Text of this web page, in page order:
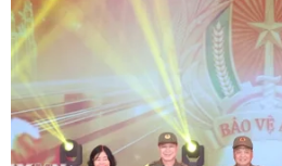
Hệ thống phòng thủ tên lửa
AFP/
Bộ Quốc phòng Israel ngày
khẩu vũ khí và trang thiết
Israel trong năm 2021 đã